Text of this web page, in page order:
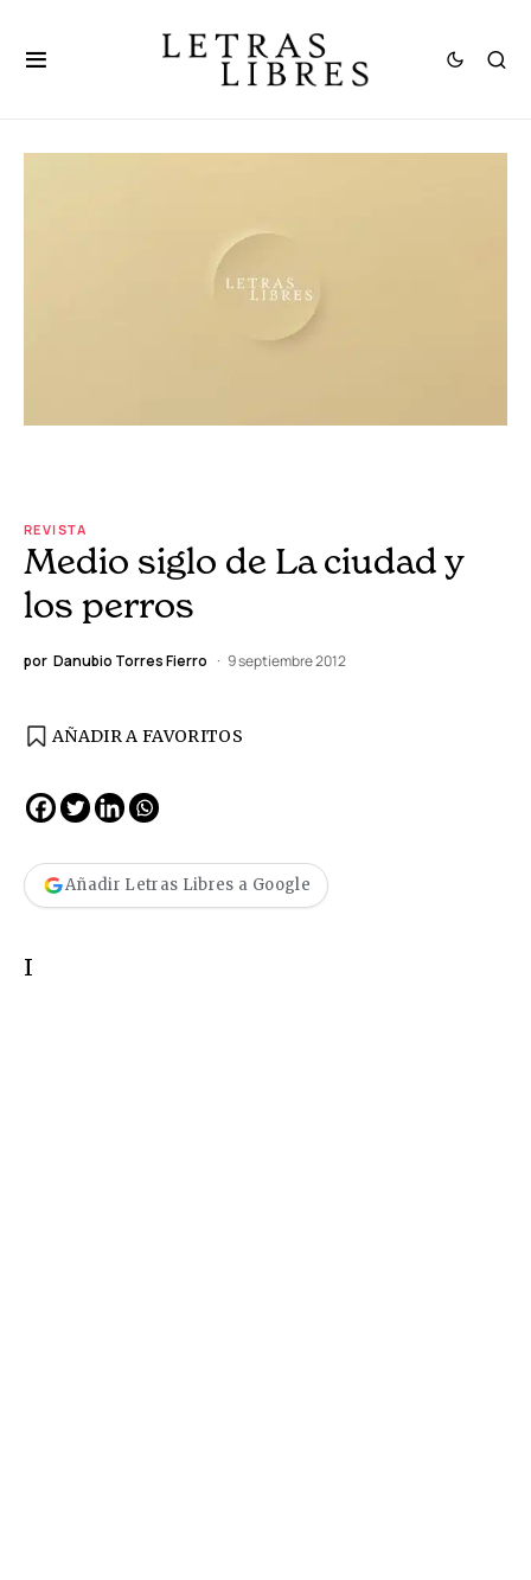
REVISTA
Medio siglo de La ciudad y
los perros
por Danubio Torres Fierro 9 septiembre 2012
AÑADIR A FAVORITOS
Añadir Letras Libres a Google
I